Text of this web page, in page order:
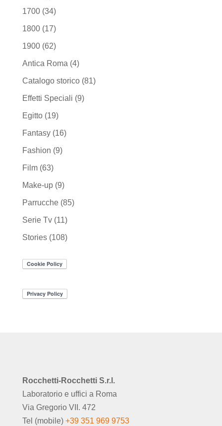
1700(34)
1800(17)
1900(62)
Antica Roma (4)
Catalogo storico(81)
Effetti Speciali (9)
Egitto(19)
Fantasy(16)
Fashion (9)
Film(63)
Make-up(9)
Parrucche(85)
Serie Tv(11)
Stories(108)
Rocchetti-Rocchetti S.r.l.
Laboratorio e uffici a Roma
Via Gregorio VII. 472
Tel (mobile) +39 351 969 9753